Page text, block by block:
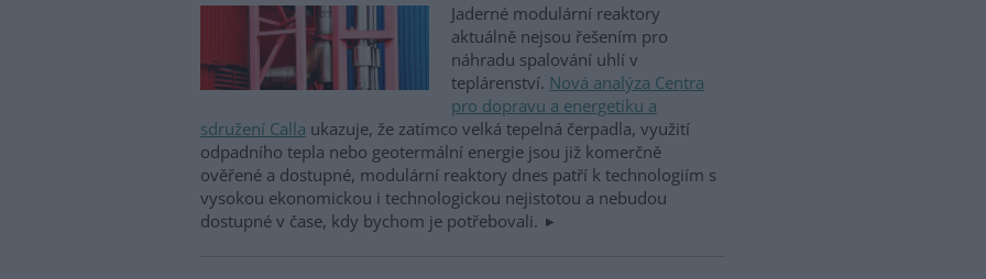
Jaderné modulární reaktory
aktuálně nejsou řešením pro
náhradu spalování uhlí v
teplárenství. Nová analýza Centra
pro dopravu a energetiku a
sdružení Calla ukazuje, že zatímco velká tepelná čerpadla, využití
odpadního tepla nebo geotermální energie jsou již komerčně
ověřené a dostupné, modulární reaktory dnes patří k technologiím s
vysokou ekonomickou i technologickou nejistotou a nebudou
dostupné v čase, kdy bychom je potřebovali.